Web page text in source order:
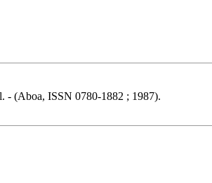
- (Aboa, ISSN 0780-1882 ; 1987).